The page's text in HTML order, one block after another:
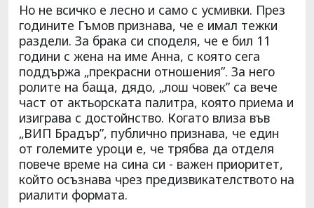
Но не всичко е лесно и само с усмивки. През
годините Гъмов признава, че е имал тежки
раздели. За брака си споделя, че е бил 11
години с жена на име Анна, с която сега
поддържа „прекрасни отношения”. За него
ролите на баща, дядо, „лош човек” са вече
част от актьорската палитра, която приема и
изиграва с достойнство. Когато влиза във
„ВИП Брадър”, публично признава, че един
от големите уроци е, че трябва да отделя
повече време на сина си - важен приоритет,
който осъзнава чрез предизвикателството на
риалити формата.